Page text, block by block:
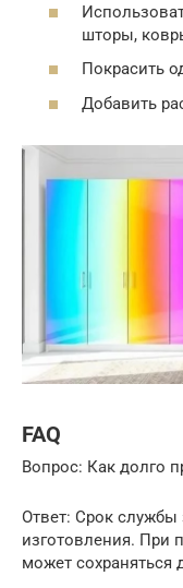
шторы,
Покрасить
Добавить
FAQ
Вопрос: Как долго
Ответ: Срок службы
изготовления. При
может сохраняться